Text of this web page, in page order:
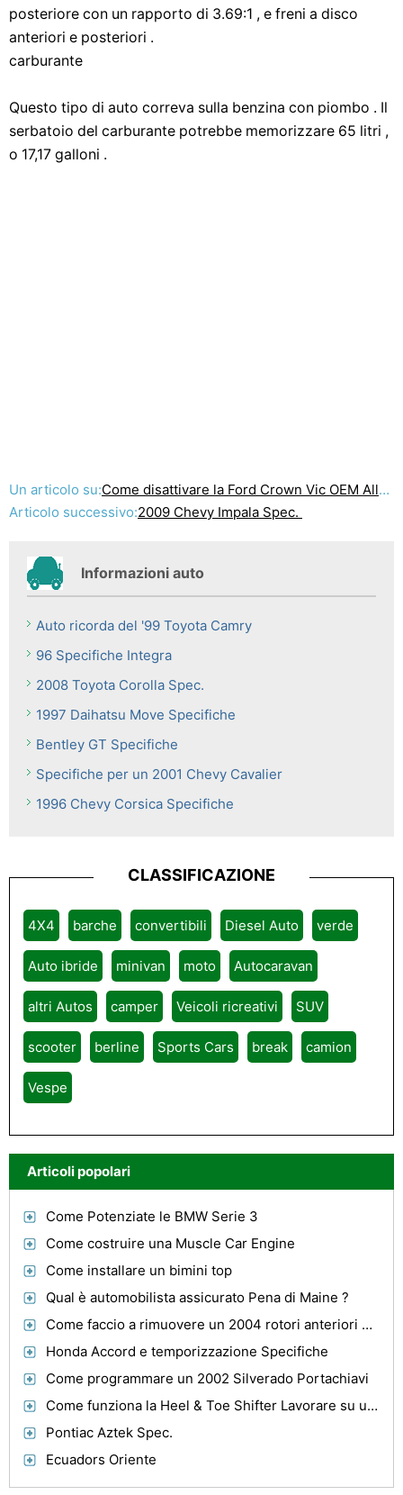
posteriore con un rapporto di 3.69:1 , e freni a disco
anteriori e posteriori .
carburante
Questo tipo di auto correva sulla benzina con piombo . Il
serbatoio del carburante potrebbe memorizzare 65 litri ,
o 17,17 galloni .
Un articolo su:Come disattivare la Ford Crown Vic OEM Allarmi
Articolo successivo:2009 Chevy Impala Spec.
Informazioni auto
Auto ricorda del '99 Toyota Camry
96 Specifiche Integra
2008 Toyota Corolla Spec.
1997 Daihatsu Move Specifiche
Bentley GT Specifiche
Specifiche per un 2001 Chevy Cavalier
1996 Chevy Corsica Specifiche
CLASSIFICAZIONE
4X4 barche convertibili Diesel Auto verde
Auto ibride minivan moto Autocaravan
altri Autos camper Veicoli ricreativi SUV
scooter berline Sports Cars break camion
Vespe
Articoli popolari
Come Potenziate le BMW Serie 3
Come costruire una Muscle Car Engine
Come installare un bimini top
Qual è automobilista assicurato Pena di Maine ?
Come faccio a rimuovere un 2004 rotori anteriori di Silverado ?
Honda Accord e temporizzazione Specifiche
Come programmare un 2002 Silverado Portachiavi
Come funziona la Heel & Toe Shifter Lavorare su una moto?
Pontiac Aztek Spec.
Ecuadors Oriente